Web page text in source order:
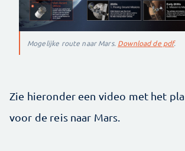
Mogelijke route naar Mars. Download de pdf.
Zie hieronder een video met het
voor de reis naar Mars.